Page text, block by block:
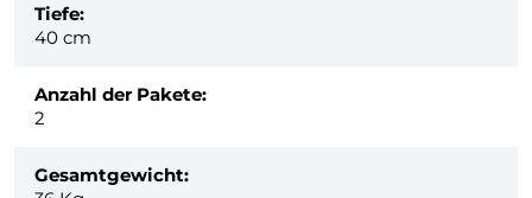
Tiefe:
40 cm
Anzahl der Pakete:
2
Gesamtgewicht: